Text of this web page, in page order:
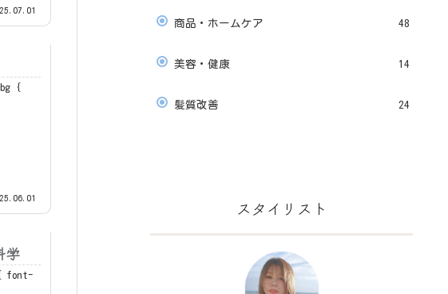
学
商品・ホームケア 48
美容・健康 14
髪質改善 24
スタイリスト